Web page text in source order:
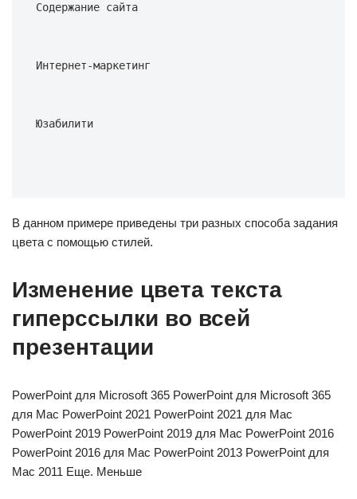
Содержание сайта
Интернет-маркетинг
Юзабилити
В данном примере приведены три разных способа задания
цвета с помощью стилей.
Изменение цвета текста
гиперссылки во всей
презентации
PowerPoint для Microsoft 365 PowerPoint для Microsoft 365
для Mac PowerPoint 2021 PowerPoint 2021 для Mac
PowerPoint 2019 PowerPoint 2019 для Mac PowerPoint 2016
PowerPoint 2016 для Mac PowerPoint 2013 PowerPoint для
Mac 2011 Еще. Меньше